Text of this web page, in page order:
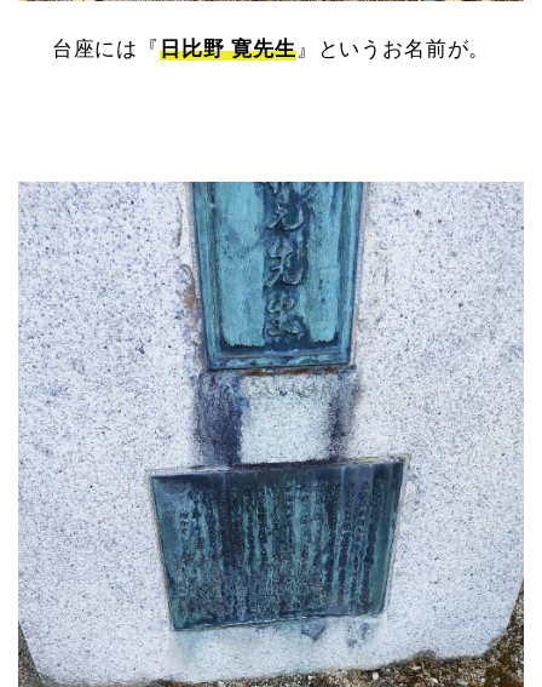
台座には『日比野 寛先生』というお名前が。